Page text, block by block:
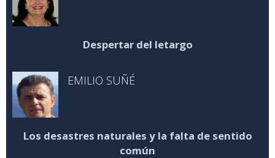
Despertar del letargo
EMILIO SUÑÉ
Los desastres naturales y la falta de sentido
común